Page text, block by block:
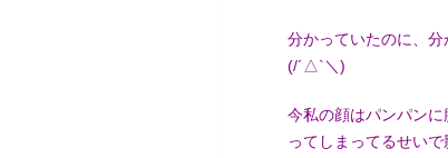
分かっていたのに、分
(/´△`＼)
今私の顔はパンパン
ってしまってるせい